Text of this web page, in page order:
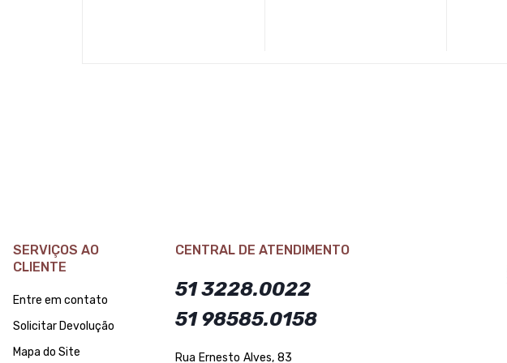
SERVIÇOS AO
CLIENTE
Entre em contato
Solicitar Devolução
Mapa do Site
CENTRAL DE ATENDIMENTO
51 3228.0022
51 98585.0158
Rua Ernesto Alves, 83